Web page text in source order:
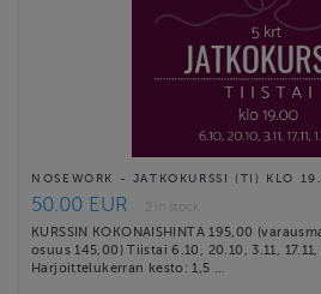
NOSEWORK - JATKOKURSSI (TI) KLO
50.00 EUR
2 in stock
KURSSIN KOKONAISHINTA 195,00
osuus 145,00) Tiistai 6.10, 20.10, 3.11,
Harjoittelukerran kesto: 1,5 …